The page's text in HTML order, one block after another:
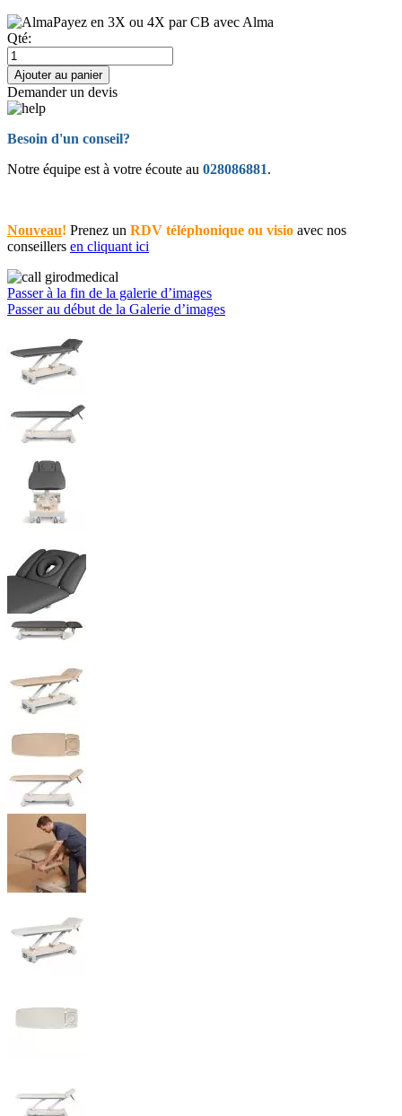
Payez en 3X ou 4X par CB avec Alma
Qté:
Ajouter au panier
Demander un devis
Besoin d'un conseil?
Notre équipe est à votre écoute au 028086881.
Nouveau! Prenez un RDV téléphonique ou visio avec nos
conseillers en cliquant ici
Passer à la fin de la galerie d’images
Passer au début de la Galerie d’images